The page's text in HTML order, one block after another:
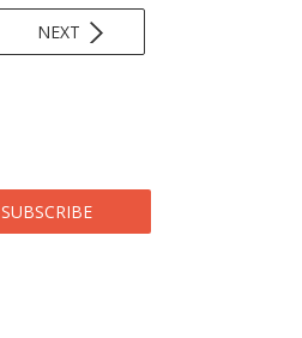
NEXT
SUBSCRIBE